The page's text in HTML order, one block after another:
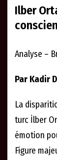
Ilber
Analyse –
Par Kadir
La
turc İlber
émotion
Figure